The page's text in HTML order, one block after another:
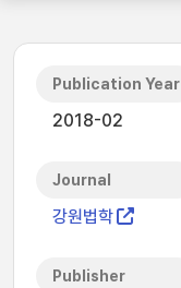
Publication Year
2018-02
Journal
강원법학
Publisher